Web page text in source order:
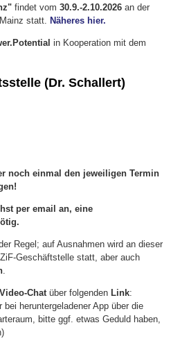
findet vom 30.9.-2.10.2026 an der
statt. Näheres hier.
in Kooperation mit dem
(Dr. Schallert)
noch einmal den jeweiligen Termin
per email an, eine
Regel; auf Ausnahmen wird an dieser
Geschäftstelle statt, aber auch
Chat über folgenden Link:
heruntergeladener App über die
bitte ggf. etwas Geduld haben,